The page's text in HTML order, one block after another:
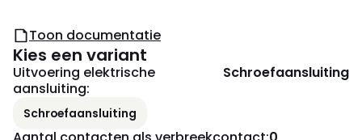
Toon documentatie
Kies een variant
Uitvoering elektrische
aansluiting:
Schroefaansluiting
Schroefaansluiting